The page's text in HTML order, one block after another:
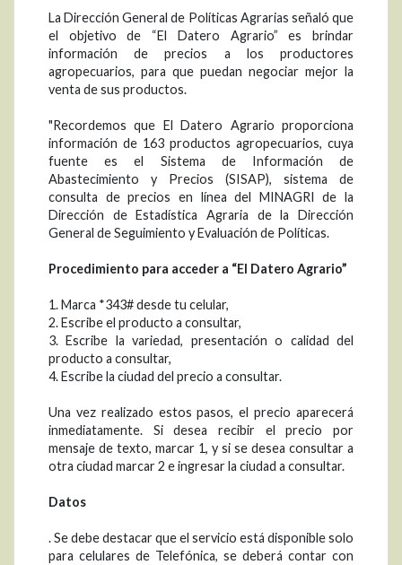
La Dirección General de Políticas Agrarias señaló que
el objetivo de “El Datero Agrario” es brindar
información de precios a los productores
agropecuarios, para que puedan negociar mejor la
venta de sus productos.
"Recordemos que El Datero Agrario proporciona
información de 163 productos agropecuarios, cuya
fuente es el Sistema de Información de
Abastecimiento y Precios (SISAP), sistema de
consulta de precios en línea del MINAGRI de la
Dirección de Estadística Agraria de la Dirección
General de Seguimiento y Evaluación de Políticas.
Procedimiento para acceder a “El Datero Agrario”
1. Marca *343# desde tu celular,
2. Escribe el producto a consultar,
3. Escribe la variedad, presentación o calidad del
producto a consultar,
4. Escribe la ciudad del precio a consultar.
Una vez realizado estos pasos, el precio aparecerá
inmediatamente. Si desea recibir el precio por
mensaje de texto, marcar 1, y si se desea consultar a
otra ciudad marcar 2 e ingresar la ciudad a consultar.
Datos
. Se debe destacar que el servicio está disponible solo
para celulares de Telefónica, se deberá contar con